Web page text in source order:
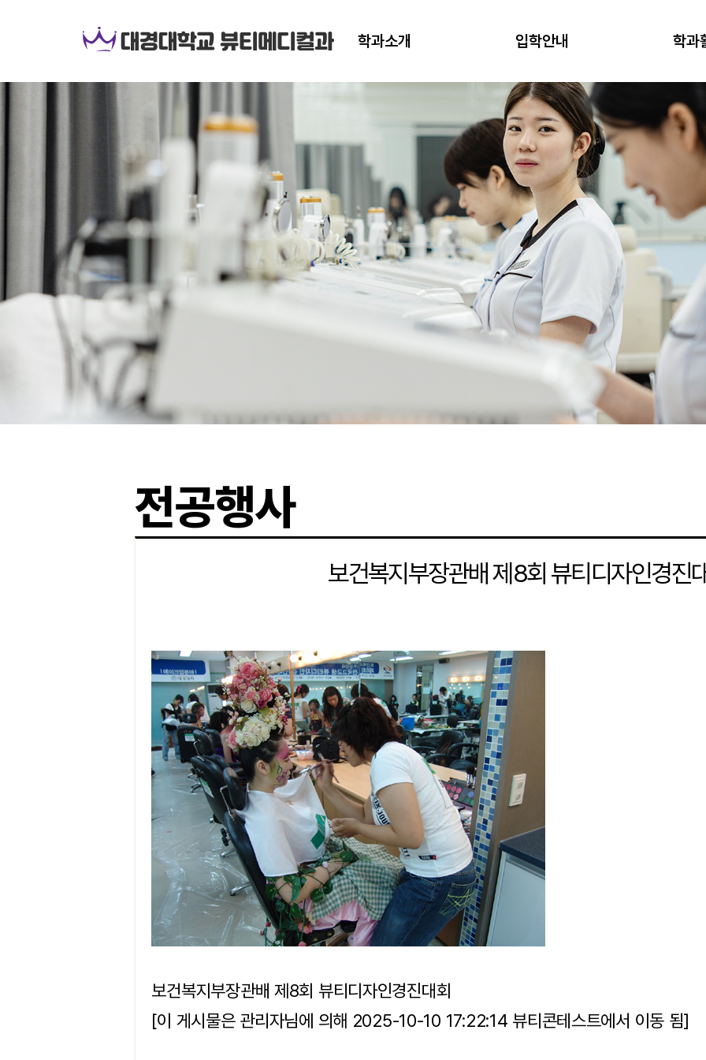
학과소개 입학안내 학과
전공행사
보건복지부장관배 제8회 뷰티디자인경진
보건복지부장관배 제8회 뷰티디자인경진대회
[이 게시물은 관리자님에 의해 2025-10-10 17:22:14 뷰티콘테스트에서 이동 됨]